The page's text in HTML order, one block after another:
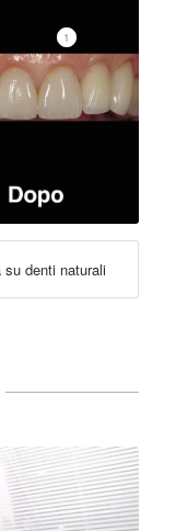
1
denti naturali